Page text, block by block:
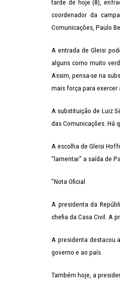
tarde de hoje (8),
coordenador da
Comunicações, Paulo
A entrada de Gleisi
alguns como muito
Assim, pensa-se na
mais força para exercer
A substituição de Luiz
das Comunicações. Há
A escolha de Gleisi
"lamentar" a saída de
"Nota Oficial
A presidenta da
chefia da Casa Civil. A
A presidenta destacou
governo e ao país.
Também hoje, a